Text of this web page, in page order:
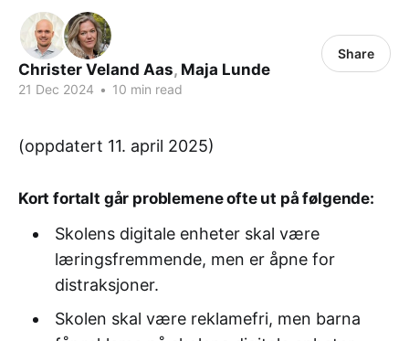
Christer Veland Aas, Maja Lunde
21 Dec 2024 • 10 min read
Share
(oppdatert 11. april 2025)
Kort fortalt går problemene ofte ut på følgende:
Skolens digitale enheter skal være
læringsfremmende, men er åpne for
distraksjoner.
Skolen skal være reklamefri, men barna